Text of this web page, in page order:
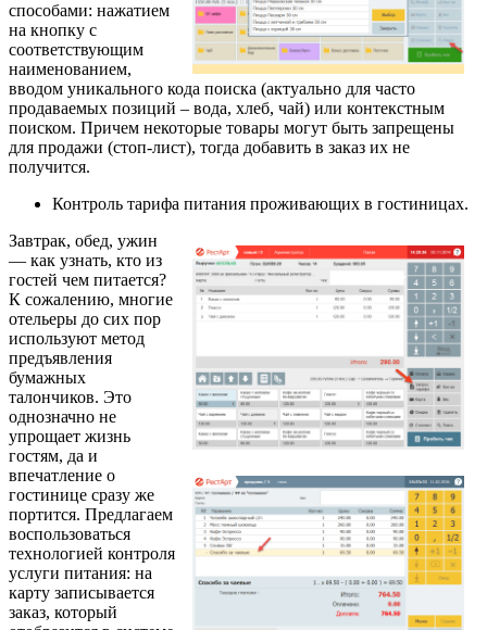
способами: нажатием
на кнопку с
соответствующим
наименованием,
вводом уникального кода поиска (актуально для часто
продаваемых позиций – вода, хлеб, чай) или контекстным
поиском. Причем некоторые товары могут быть запрещены
для продажи (стоп-лист), тогда добавить в заказ их не
получится.
Контроль тарифа питания проживающих в гостиницах.
Завтрак, обед, ужин
— как узнать, кто из
гостей чем питается?
К сожалению, многие
отельеры до сих пор
используют метод
предъявления
бумажных
талончиков. Это
однозначно не
упрощает жизнь
гостям, да и
впечатление о
гостинице сразу же
портится. Предлагаем
воспользоваться
технологией контроля
услуги питания: на
карту записывается
заказ, который